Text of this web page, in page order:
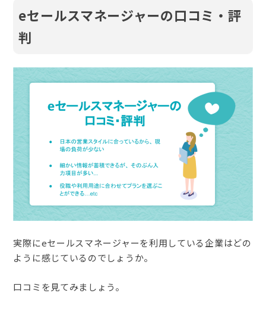
eセールスマネージャーの口コミ・評
判
実際にeセールスマネージャーを利用している企業はどの
ように感じているのでしょうか。
口コミを見てみましょう。